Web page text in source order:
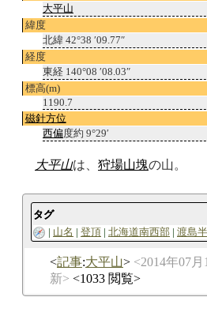
大平山
緯度
北緯 42°38 ′09.77″
経度
東経 140°08 ′08.03″
標高(m)
1190.7
磁針方位
西偏度約 9°29′
大平山は、 狩場山塊の山。
タグ
山名
登頂 北海道南西部 渡島
記事:大平山
2014年07
新
1033 閲覧